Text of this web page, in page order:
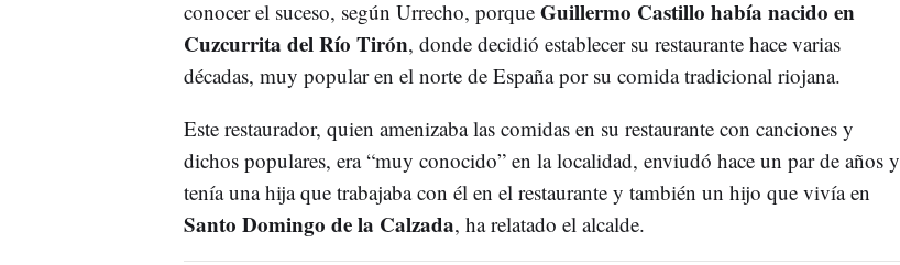
conocer el suceso, según Urrecho, porque Guillermo Castillo había nacido en
Cuzcurrita del Río Tirón, donde decidió establecer su restaurante hace varias
décadas, muy popular en el norte de España por su comida tradicional riojana.
Este restaurador, quien amenizaba las comidas en su restaurante con canciones y
dichos populares, era “muy conocido” en la localidad, enviudó hace un par de años y
tenía una hija que trabajaba con él en el restaurante y también un hijo que vivía en
Santo Domingo de la Calzada, ha relatado el alcalde.